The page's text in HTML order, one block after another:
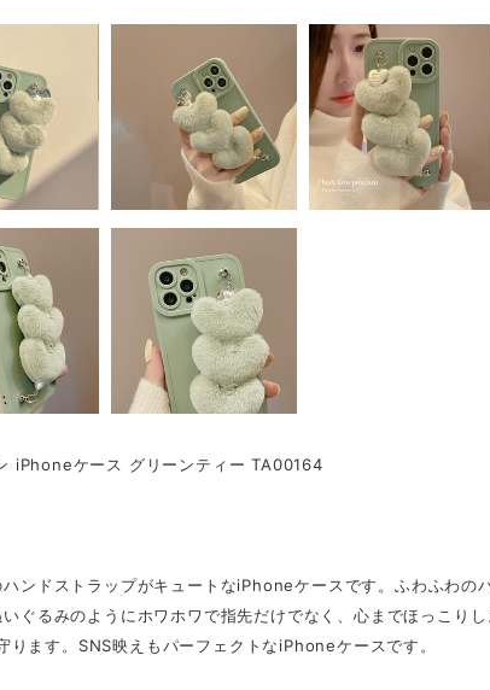
iPhoneケース グリーンティー TA00164
ンドストラップがキュートなiPhoneケースです。ふわふわの
ぐるみのようにホワホワで指先だけでなく、心までほっこり
ます。SNS映えもパーフェクトなiPhoneケースです。